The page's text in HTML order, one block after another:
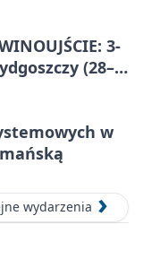
3-
(28–
w
wydarzenia